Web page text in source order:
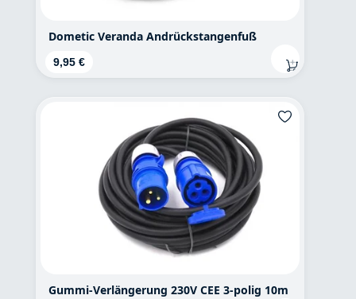
Dometic Veranda Andrückstangenfuß
Regulärer Preis:
9,95 €
Gummi-Verlängerung 230V CEE 3-polig 10m